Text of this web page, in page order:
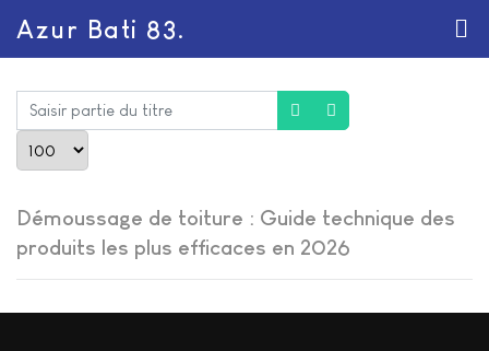
Azur Bati 83.
Saisir partie du titre
Démoussage de toiture : Guide technique des
produits les plus efficaces en 2026